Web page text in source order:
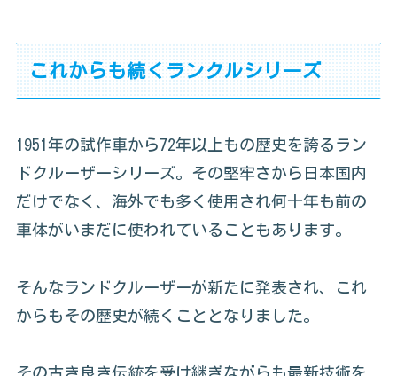
これからも続くランクルシリーズ
1951年の試作車から72年以上もの歴史を誇るラン
ドクルーザーシリーズ。その堅牢さから日本国内
だけでなく、海外でも多く使用され何十年も前の
車体がいまだに使われていることもあります。
そんなランドクルーザーが新たに発表され、これ
からもその歴史が続くこととなりました。
その古き良き伝統を受け継ぎながらも最新技術を